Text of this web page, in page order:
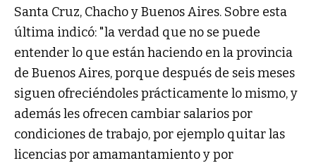
Santa Cruz, Chacho y Buenos Aires. Sobre esta
última indicó: "la verdad que no se puede
entender lo que están haciendo en la provincia
de Buenos Aires, porque después de seis meses
siguen ofreciéndoles prácticamente lo mismo, y
además les ofrecen cambiar salarios por
condiciones de trabajo, por ejemplo quitar las
licencias por amamantamiento y por